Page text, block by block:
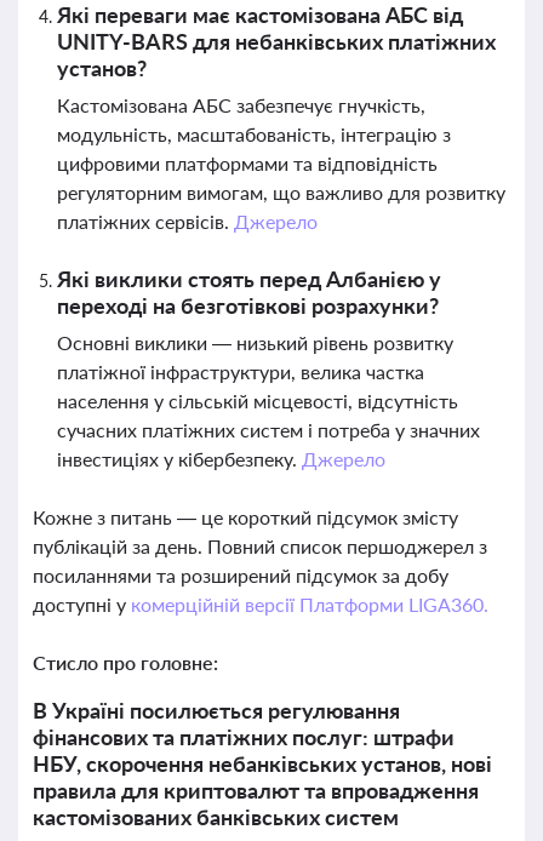
Які переваги має кастомізована АБС від
UNITY-BARS для небанківських платіжних
установ?
Кастомізована АБС забезпечує гнучкість,
модульність, масштабованість, інтеграцію з
цифровими платформами та відповідність
регуляторним вимогам, що важливо для розвитку
платіжних сервісів. Джерело
Які виклики стоять перед Албанією у
переході на безготівкові розрахунки?
Основні виклики — низький рівень розвитку
платіжної інфраструктури, велика частка
населення у сільській місцевості, відсутність
сучасних платіжних систем і потреба у значних
інвестиціях у кібербезпеку. Джерело
Кожне з питань — це короткий підсумок змісту
публікацій за день. Повний список першоджерел з
посиланнями та розширений підсумок за добу
доступні у комерційній версії Платформи LIGA360.
Стисло про головне:
В Україні посилюється регулювання
фінансових та платіжних послуг: штрафи
НБУ, скорочення небанківських установ, нові
правила для криптовалют та впровадження
кастомізованих банківських систем